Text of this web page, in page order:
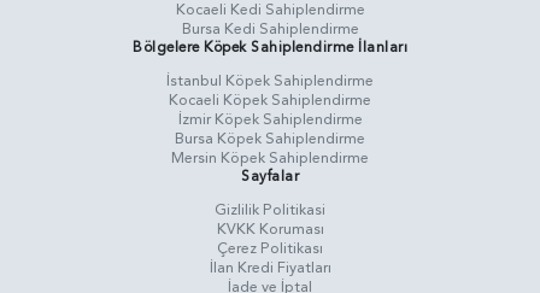
Kocaeli Kedi Sahiplendirme
Bursa Kedi Sahiplendirme
Bölgelere Köpek Sahiplendirme İlanları
İstanbul Köpek Sahiplendirme
Kocaeli Köpek Sahiplendirme
İzmir Köpek Sahiplendirme
Bursa Köpek Sahiplendirme
Mersin Köpek Sahiplendirme
Sayfalar
Gizlilik Politikasi
KVKK Koruması
Çerez Politikası
İlan Kredi Fiyatları
İade ve İptal